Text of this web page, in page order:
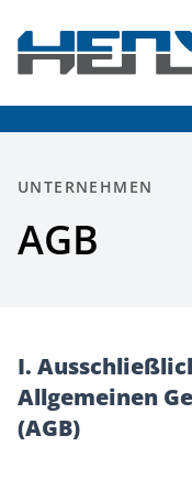
HENSEL
UNTERNEHMEN
AGB
I.
Allgemeinen
(AGB)